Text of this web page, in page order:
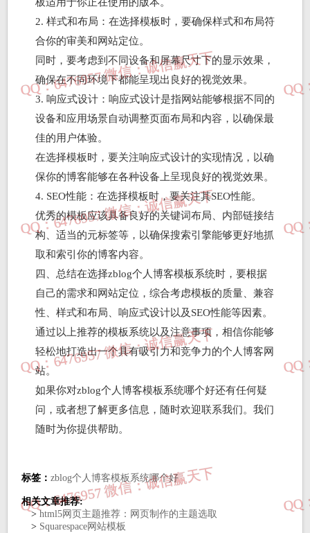
板适用于你正在使用的版本。
2. 样式和布局：在选择模板时，要确保样式和布局符
合你的审美和网站定位。
同时，要考虑到不同设备和屏幕尺寸下的显示效果，
确保在不同环境下都能呈现出良好的视觉效果。
3. 响应式设计：响应式设计是指网站能够根据不同的
设备和应用场景自动调整页面布局和内容，以确保最
佳的用户体验。
在选择模板时，要关注响应式设计的实现情况，以确
保你的博客能够在各种设备上呈现良好的视觉效果。
4. SEO性能：在选择模板时，要关注其SEO性能。
优秀的模板应该具备良好的关键词布局、内部链接结
构、适当的元标签等，以确保搜索引擎能够更好地抓
取和索引你的博客内容。
四、总结在选择zblog个人博客模板系统时，要根据
自己的需求和网站定位，综合考虑模板的质量、兼容
性、样式和布局、响应式设计以及SEO性能等因素。
通过以上推荐的模板系统以及注意事项，相信你能够
轻松地打造出一个具有吸引力和竞争力的个人博客网
站。
如果你对zblog个人博客模板系统哪个好还有任何疑
问，或者想了解更多信息，随时欢迎联系我们。我们
随时为你提供帮助。
标签： zblog个人博客模板系统哪个好
相关文章推荐:
> html5网页主题推荐：网页制作的主题选取
> Squarespace网站‌模板